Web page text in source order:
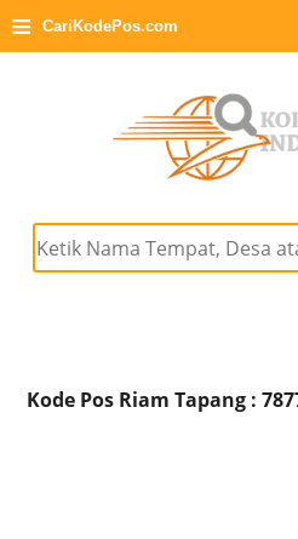
≡ CariKodePos.com
Kode Pos Riam Tapang :